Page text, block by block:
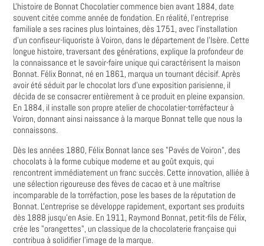
L'histoire de Bonnat Chocolatier commence bien avant 1884, date
souvent citée comme année de fondation. En réalité, l'entreprise
familiale a ses racines plus lointaines, dès 1751, avec l'installation
d'un confiseur-liquoriste à Voiron, dans le département de l'Isère. Cette
longue histoire, traversant des générations, explique la profondeur de
la connaissance et le savoir-faire unique qui caractérisent la maison
Bonnat. Félix Bonnat, né en 1861, marqua un tournant décisif. Après
avoir été séduit par le chocolat lors d'une exposition parisienne, il
décida de se consacrer entièrement à ce produit en pleine expansion.
En 1884, il installe son propre atelier de chocolatier-torréfacteur à
Voiron, donnant ainsi naissance à la marque Bonnat telle que nous la
connaissons.
Dès les années 1880, Félix Bonnat lance ses "Pavés de Voiron", des
chocolats à la forme cubique moderne et au goût exquis, qui
rencontrent immédiatement un franc succès. Cette innovation, alliée à
une sélection rigoureuse des fèves de cacao et à une maîtrise
incomparable de la torréfaction, pose les bases de la réputation de
Bonnat. L'entreprise se développe rapidement, exportant ses produits
dès 1888 jusqu'en Asie. En 1911, Raymond Bonnat, petit-fils de Félix,
crée les "orangettes", un classique de la chocolaterie française qui
contribua à solidifier l'image de la marque.